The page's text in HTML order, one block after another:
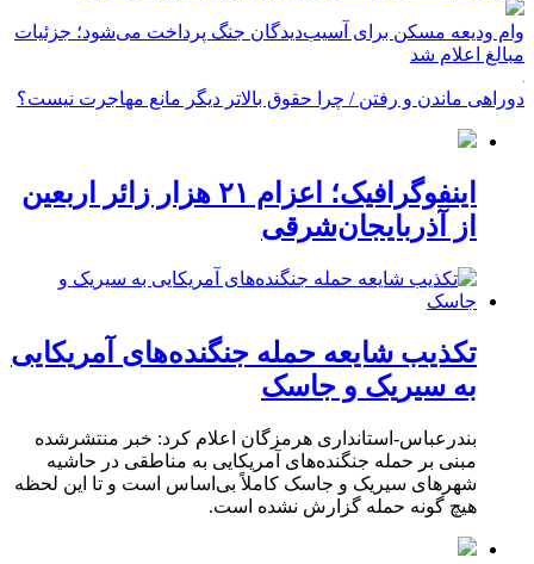
وام ودیعه مسکن برای آسیب‌دیدگان جنگ پرداخت می‌شود؛ جزئیات
مبالغ اعلام شد
دوراهی ماندن و رفتن / چرا حقوق بالاتر دیگر مانع مهاجرت نیست؟
اینفوگرافیک؛ اعزام ۲۱ هزار زائر اربعین
از آذربایجان‌شرقی
تکذیب شایعه حمله جنگنده‌های آمریکایی
به سیریک و جاسک
بندرعباس-استانداری هرمزگان اعلام کرد: خبر منتشرشده
مبنی بر حمله جنگنده‌های آمریکایی به مناطقی در حاشیه
شهرهای سیریک و جاسک کاملاً بی‌اساس است و تا این لحظه
هیچ گونه حمله گزارش نشده است.